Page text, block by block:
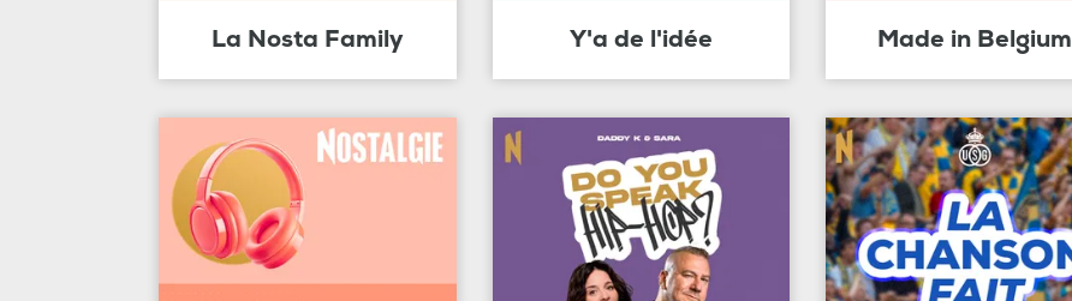
La Nosta Family Y'a de l'idée Made in Belgium